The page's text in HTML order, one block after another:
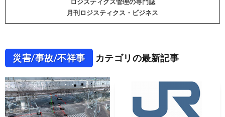
月刊ロジスティクス・ビジネス
災害/事故/不祥事 カテゴリの最新記事